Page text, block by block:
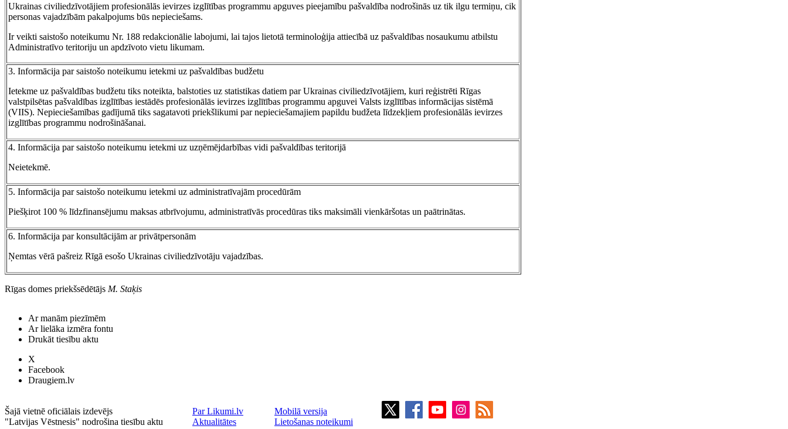
Ukrainas civiliedzīvotājiem profesionālās ievirzes izglītības programmu apguves pieejamību pašvaldība nodrošinās uz tik ilgu termiņu, cik
personas vajadzībām pakalpojums būs nepieciešams.
Ir veikti saistošo noteikumu Nr. 188 redakcionālie labojumi, lai tajos lietotā terminoloģija attiecībā uz pašvaldības nosaukumu atbilstu
Administratīvo teritoriju un apdzīvoto vietu likumam.
3. Informācija par saistošo noteikumu ietekmi uz pašvaldības budžetu
Ietekme uz pašvaldības budžetu tiks noteikta, balstoties uz statistikas datiem par Ukrainas civiliedzīvotājiem, kuri reģistrēti Rīgas
valstpilsētas pašvaldības izglītības iestādēs profesionālās ievirzes izglītības programmu apguvei Valsts izglītības informācijas sistēmā
(VIIS). Nepieciešamības gadījumā tiks sagatavoti priekšlikumi par nepieciešamajiem papildu budžeta līdzekļiem profesionālās ievirzes
izglītības programmu nodrošināšanai.
4. Informācija par saistošo noteikumu ietekmi uz uzņēmējdarbības vidi pašvaldības teritorijā
Neietekmē.
5. Informācija par saistošo noteikumu ietekmi uz administratīvajām procedūrām
Piešķirot 100 % līdzfinansējumu maksas atbrīvojumu, administratīvās procedūras tiks maksimāli vienkāršotas un paātrinātas.
6. Informācija par konsultācijām ar privātpersonām
Ņemtas vērā pašreiz Rīgā esošo Ukrainas civiliedzīvotāju vajadzības.
Rīgas domes priekšsēdētājs M. Staķis
Ar manām piezīmēm
Ar lielāka izmēra fontu
Drukāt tiesību aktu
X
Facebook
Draugiem.lv
Šajā vietnē oficiālais izdevējs
"Latvijas Vēstnesis" nodrošina tiesību aktu
Par Likumi.lv
Aktualitātes
Mobilā versija
Lietošanas noteikumi